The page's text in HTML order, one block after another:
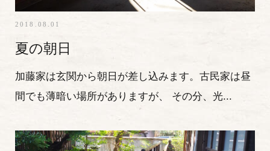
2018.08.01
夏の朝日
加藤家は玄関から朝日が差し込みます。古民家は昼
間でも薄暗い場所がありますが、 その分、光...